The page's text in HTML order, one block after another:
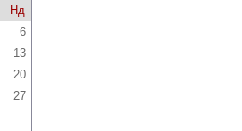
Нд
6
13
20
27